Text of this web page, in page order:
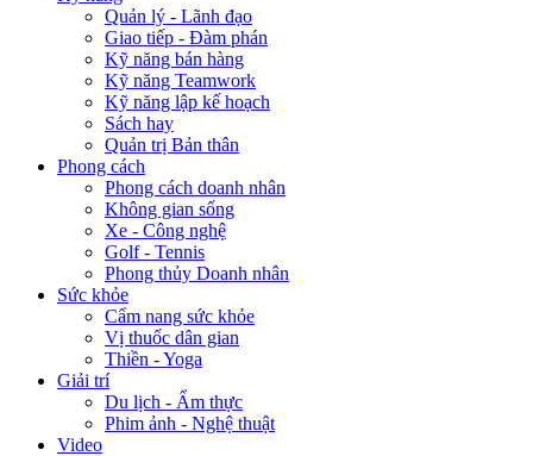
Quản lý - Lãnh đạo
Giao tiếp - Đàm phán
Kỹ năng bán hàng
Kỹ năng Teamwork
Kỹ năng lập kế hoạch
Sách hay
Quản trị Bản thân
Phong cách
Phong cách doanh nhân
Không gian sống
Xe - Công nghệ
Golf - Tennis
Phong thủy Doanh nhân
Sức khỏe
Cẩm nang sức khỏe
Vị thuốc dân gian
Thiền - Yoga
Giải trí
Du lịch - Ẩm thực
Phim ảnh - Nghệ thuật
Video